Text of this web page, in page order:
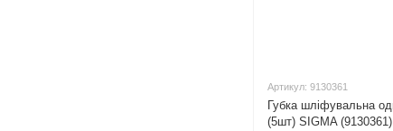
Артикул: 9130361
Губка шліфувальна
(5шт) SIGMA (9130361)